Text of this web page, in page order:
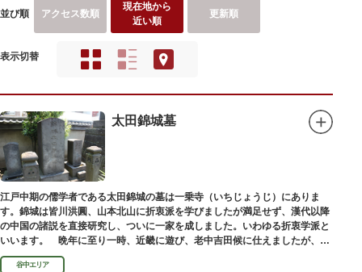
並び順 アクセス数順
現在地から
近い順
更新順
表示切替
太田錦城墓
江戸中期の儒学者である太田錦城の墓は一乗寺（いちじょうじ）にありま
す。錦城は皆川洪圓、山本北山に折衷派を学びましたが満足せず、漢代以降
の中国の諸説を直接研究し、ついに一家を成しました。いわゆる折衷学派と
いいます。 晩年に至り一時、近畿に遊び、老中吉田候に仕えましたが、前
田家に賓使としてまぬかれ、三百石を給せられました。
谷中エリア